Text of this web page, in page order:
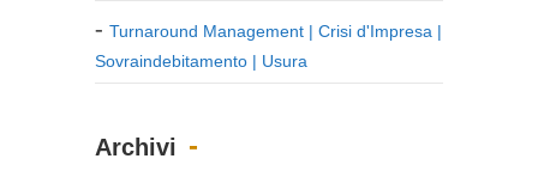
Turnaround Management | Crisi d'Impresa |
Sovraindebitamento | Usura
Archivi